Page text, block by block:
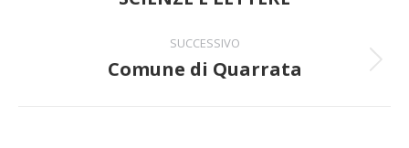
precedente:
SUCCESSIVO
Prossimo
Comune di Quarrata